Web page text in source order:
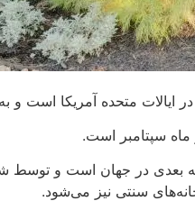
سپتامبر است.